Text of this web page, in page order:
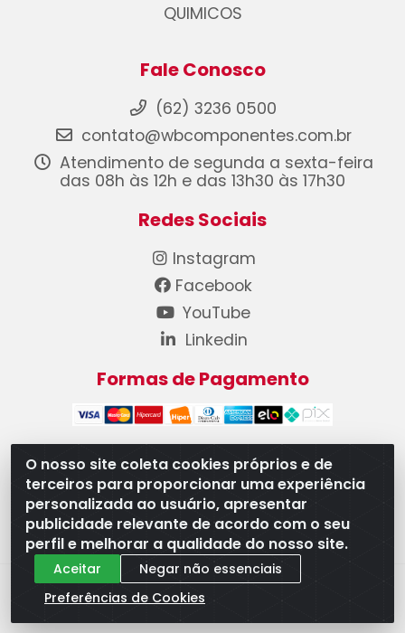
O nosso site coleta cookies próprios e de
terceiros para proporcionar uma experiência
personalizada ao usuário, apresentar
publicidade relevante de acordo com o seu
perfil e melhorar a qualidade do nosso site.
Aceitar
Negar não essenciais
Preferências de Cookies
QUIMICOS
Fale Conosco
(62) 3236 0500
contato@wbcomponentes.com.br
Atendimento de segunda a sexta-feira
das 08h às 12h e das 13h30 às 17h30
Redes Sociais
Instagram
Facebook
YouTube
Linkedin
Formas de Pagamento
WB Componentes Automotivos LTDA - CNPJ
08.528.393/0001-12 - Rua do Níquel, 667 - Parque
Oeste Industrial, Goiânia/GO - CEP 74375-660